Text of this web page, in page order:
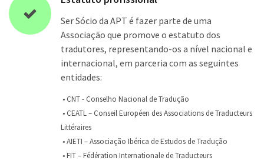
Ser Sócio da APT é fazer parte de uma
Associação que promove o estatuto dos
tradutores, representando-os a nível nacional e
internacional, em parceria com as seguintes
entidades:
• CNT - Conselho Nacional de Tradução
• CEATL – Conseil Européen des Associations de Traducteurs
Littéraires
• AIETI – Associação Ibérica de Estudos de Tradução
• FIT – Fédération Internationale de Traducteurs